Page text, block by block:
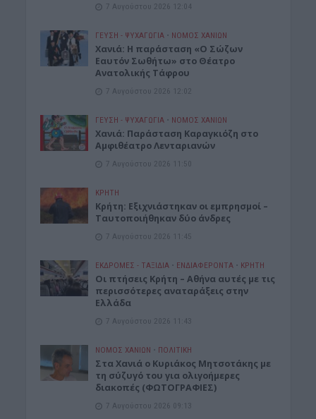
7 Αυγούστου 2026 12:04
ΓΕΎΣΗ - ΨΥΧΑΓΩΓΊΑ • ΝΟΜΌΣ ΧΑΝΊΩΝ
Χανιά: Η παράσταση «Ο Σώζων
Εαυτόν Σωθήτω» στο Θέατρο
Ανατολικής Τάφρου
7 Αυγούστου 2026 12:02
ΓΕΎΣΗ - ΨΥΧΑΓΩΓΊΑ • ΝΟΜΌΣ ΧΑΝΊΩΝ
Xανιά: Παράσταση Καραγκιόζη στο
Αμφιθέατρο Λενταριανών
7 Αυγούστου 2026 11:50
ΚΡΗΤΗ
Κρήτη: Εξιχνιάστηκαν οι εμπρησμοί –
Ταυτοποιήθηκαν δύο άνδρες
7 Αυγούστου 2026 11:45
ΕΚΔΡΟΜΈΣ - ΤΑΞΊΔΙΑ • ΕΝΔΙΑΦΕΡΟΝΤΑ • ΚΡΗΤΗ
Οι πτήσεις Κρήτη – Αθήνα αυτές με τις
περισσότερες αναταράξεις στην
Ελλάδα
7 Αυγούστου 2026 11:43
ΝΟΜΌΣ ΧΑΝΊΩΝ • ΠΟΛΙΤΙΚΗ
Στα Χανιά ο Κυριάκος Μητσοτάκης με
τη σύζυγό του για ολιγοήμερες
διακοπές (ΦΩΤΟΓΡΑΦΙΕΣ)
7 Αυγούστου 2026 09:13